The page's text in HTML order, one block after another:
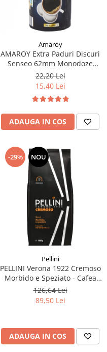
Amaroy
AMAROY Extra Paduri Discuri
Senseo 62mm Monodoze
20buc 140g
22,20 Lei
15,40 Lei
ADAUGA IN COS
-29% NOU
Pellini
PELLINI Verona 1922 Cremoso
Morbido e Speziato - Cafea
Boabe 1kg
126,64 Lei
89,50 Lei
ADAUGA IN COS